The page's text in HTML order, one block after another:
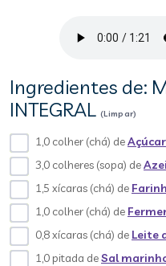
Ingredientes de:
INTEGRAL (Limpar)
1,0 colher (chá) de
3,0 colheres (sopa) de
1,5 xícaras (chá) de
1,0 colher (chá) de
0,8 xícaras (chá) de Leite
1,0 pitada deSal